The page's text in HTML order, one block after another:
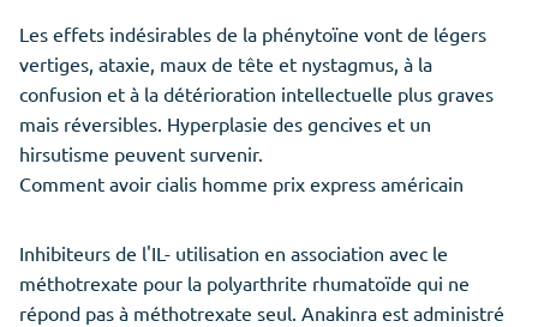
Les effets indésirables de la phénytoïne vont de légers
vertiges, ataxie, maux de tête et nystagmus, à la
confusion et à la détérioration intellectuelle plus graves
mais réversibles. Hyperplasie des gencives et un
hirsutisme peuvent survenir.
Comment avoir cialis homme prix express américain
Inhibiteurs de l'IL- utilisation en association avec le
méthotrexate pour la polyarthrite rhumatoïde qui ne
répond pas à méthotrexate seul. Anakinra est administré